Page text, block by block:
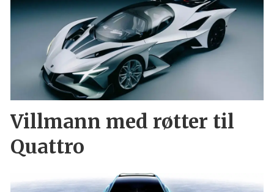
Villmann med røtter til
Quattro